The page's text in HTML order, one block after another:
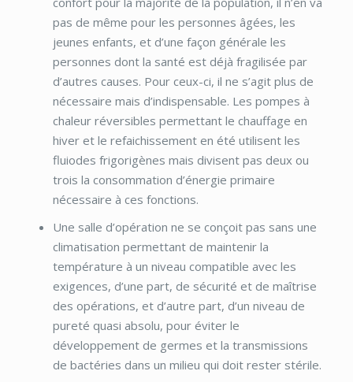
pas de même pour les personnes âgées, les
jeunes enfants, et d’une façon générale les
personnes dont la santé est déjà fragilisée par
d’autres causes. Pour ceux-ci, il ne s’agit plus de
nécessaire mais d’indispensable. Les pompes à
chaleur réversibles permettant le chauffage en
hiver et le refaichissement en été utilisent les
fluiodes frigorigènes mais divisent pas deux ou
trois la consommation d’énergie primaire
nécessaire à ces fonctions.
Une salle d’opération ne se conçoit pas sans une
climatisation permettant de maintenir la
température à un niveau compatible avec les
exigences, d’une part, de sécurité et de maîtrise
des opérations, et d’autre part, d’un niveau de
pureté quasi absolu, pour éviter le
développement de germes et la transmissions
de bactéries dans un milieu qui doit rester stérile.